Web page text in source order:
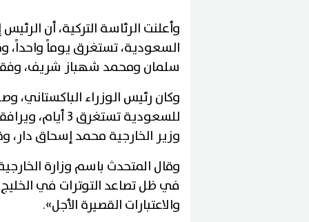
وأعلنت الرئاسة التركية، أن
السعودية، تستغرق يوماً واحداً،
سلمان ومحمد شهباز شريف، وفقاً
وكان رئيس الوزراء
للسعودية
وزير الخارجية محمد إسحاق دار،
وقال المتحدث باسم وزارة
في ظل تصاعد التوترات في الخليج،
والاعتبارات القصيرة الأجل».